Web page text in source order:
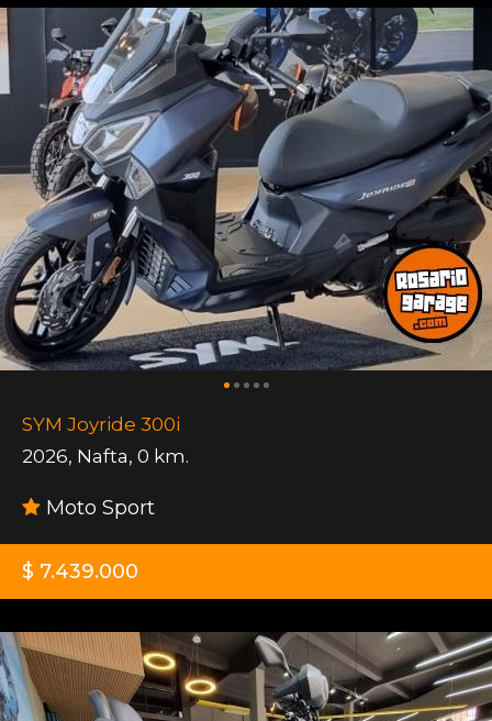
SYM Joyride 300i
2026, Nafta, 0 km.
Moto Sport
$ 7.439.000